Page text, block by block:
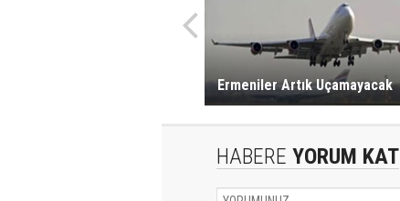
Ermeniler Artık Uçamayacak
HABERE YORUM KAT